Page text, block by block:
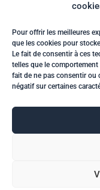
Pour offrir les meilleures
que les cookies pour
Le fait de consentir à ces
telles que le
fait de ne pas consentir ou
négatif sur certaines
26/01/2022
Offre
physique du
Liens utiles
dans le